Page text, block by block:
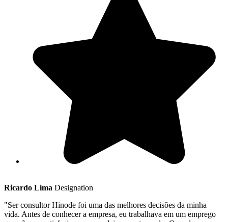
Ricardo Lima Designation
"Ser consultor Hinode foi uma das melhores decisões da minha
vida. Antes de conhecer a empresa, eu trabalhava em um emprego